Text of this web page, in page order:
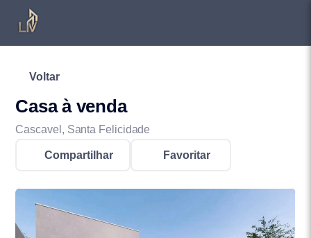
Voltar
Casa à venda
Cascavel, Santa Felicidade
Compartilhar Favoritar